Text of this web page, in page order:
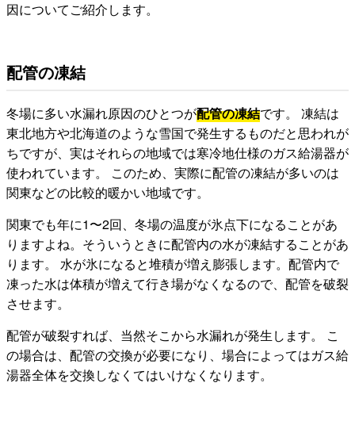
因についてご紹介します。
配管の凍結
冬場に多い水漏れ原因のひとつが配管の凍結です。 凍結は
東北地方や北海道のような雪国で発生するものだと思われが
ちですが、実はそれらの地域では寒冷地仕様のガス給湯器が
使われています。 このため、実際に配管の凍結が多いのは
関東などの比較的暖かい地域です。
関東でも年に1〜2回、冬場の温度が氷点下になることがあ
りますよね。そういうときに配管内の水が凍結することがあ
ります。 水が氷になると堆積が増え膨張します。配管内で
凍った水は体積が増えて行き場がなくなるので、配管を破裂
させます。
配管が破裂すれば、当然そこから水漏れが発生します。 こ
の場合は、配管の交換が必要になり、場合によってはガス給
湯器全体を交換しなくてはいけなくなります。